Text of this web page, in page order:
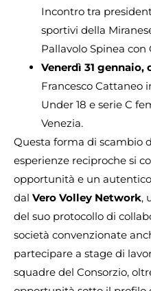
Incontro tra
sportivi della
Pallavolo Spinea con
Venerdì 31 gennaio,
Francesco Cattaneo
Under 18 e serie C
Venezia.
Questa forma di scambio
esperienze reciproche si
opportunità e un
dal Vero Volley Network,
del suo protocollo di
società convenzionate
partecipare a stage di
squadre del Consorzio,